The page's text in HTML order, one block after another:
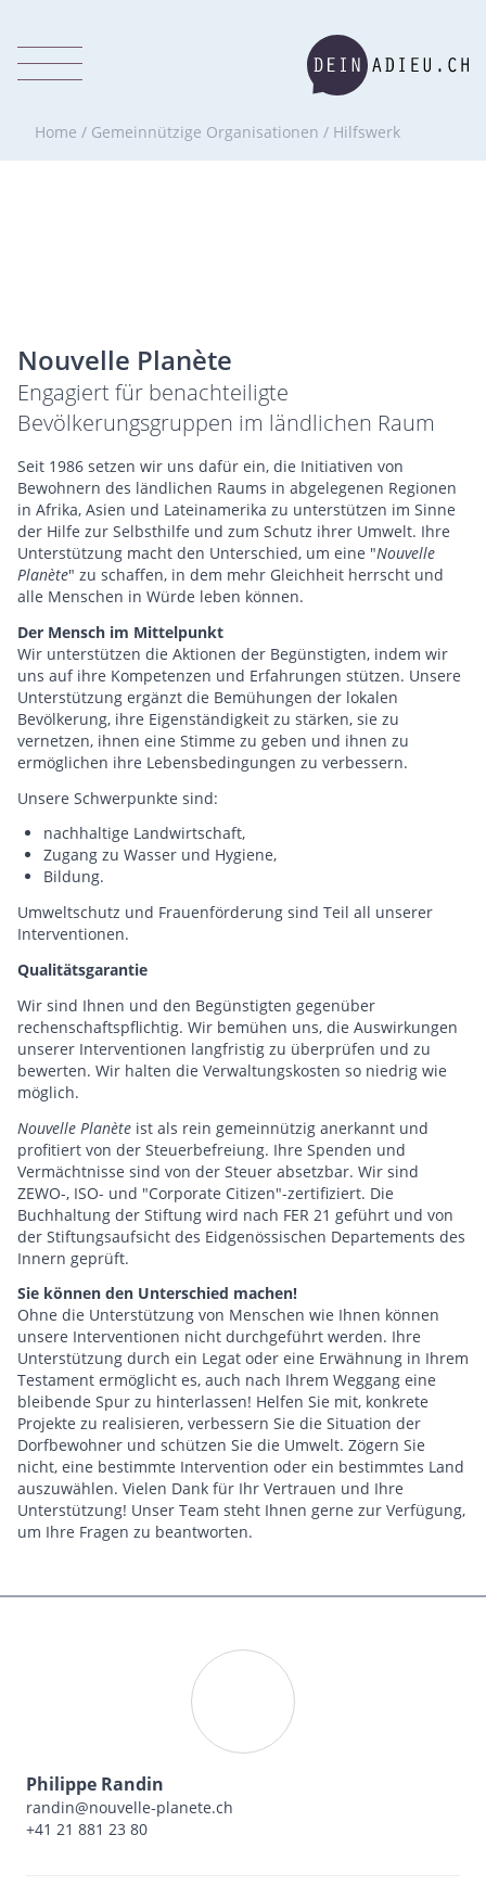
Home / Gemeinnützige Organisationen / Hilfswerk
Nouvelle Planète
Engagiert für benachteiligte
Bevölkerungsgruppen im ländlichen Raum
Seit 1986 setzen wir uns dafür ein, die Initiativen von
Bewohnern des ländlichen Raums in abgelegenen Regionen
in Afrika, Asien und Lateinamerika zu unterstützen im Sinne
der Hilfe zur Selbsthilfe und zum Schutz ihrer Umwelt. Ihre
Unterstützung macht den Unterschied, um eine "Nouvelle
Planète" zu schaffen, in dem mehr Gleichheit herrscht und
alle Menschen in Würde leben können.
Der Mensch im Mittelpunkt
Wir unterstützen die Aktionen der Begünstigten, indem wir
uns auf ihre Kompetenzen und Erfahrungen stützen. Unsere
Unterstützung ergänzt die Bemühungen der lokalen
Bevölkerung, ihre Eigenständigkeit zu stärken, sie zu
vernetzen, ihnen eine Stimme zu geben und ihnen zu
ermöglichen ihre Lebensbedingungen zu verbessern.
Unsere Schwerpunkte sind:
nachhaltige Landwirtschaft,
Zugang zu Wasser und Hygiene,
Bildung.
Umweltschutz und Frauenförderung sind Teil all unserer
Interventionen.
Qualitätsgarantie
Wir sind Ihnen und den Begünstigten gegenüber
rechenschaftspflichtig. Wir bemühen uns, die Auswirkungen
unserer Interventionen langfristig zu überprüfen und zu
bewerten. Wir halten die Verwaltungskosten so niedrig wie
möglich.
Nouvelle Planète ist als rein gemeinnützig anerkannt und
profitiert von der Steuerbefreiung. Ihre Spenden und
Vermächtnisse sind von der Steuer absetzbar. Wir sind
ZEWO-, ISO- und "Corporate Citizen"-zertifiziert. Die
Buchhaltung der Stiftung wird nach FER 21 geführt und von
der Stiftungsaufsicht des Eidgenössischen Departements des
Innern geprüft.
Sie können den Unterschied machen!
Ohne die Unterstützung von Menschen wie Ihnen können
unsere Interventionen nicht durchgeführt werden. Ihre
Unterstützung durch ein Legat oder eine Erwähnung in Ihrem
Testament ermöglicht es, auch nach Ihrem Weggang eine
bleibende Spur zu hinterlassen! Helfen Sie mit, konkrete
Projekte zu realisieren, verbessern Sie die Situation der
Dorfbewohner und schützen Sie die Umwelt. Zögern Sie
nicht, eine bestimmte Intervention oder ein bestimmtes Land
auszuwählen. Vielen Dank für Ihr Vertrauen und Ihre
Unterstützung! Unser Team steht Ihnen gerne zur Verfügung,
um Ihre Fragen zu beantworten.
Philippe Randin
randin@nouvelle-planete.ch
+41 21 881 23 80